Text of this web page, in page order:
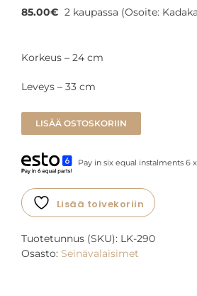
85.00€ 2 kaupassa (Osoite:
Korkeus – 24 cm
Leveys – 33 cm
LISÄÄ OSTOSKORIIN
Pay in six equal instalments 6 x
Lisää toivekoriin
Tuotetunnus (SKU): LK-290
Osasto: Seinävalaisimet